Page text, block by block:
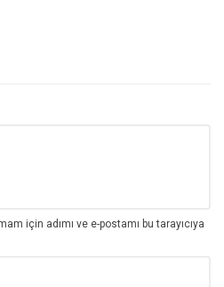
için adımı ve e-postamı bu tarayıcıya